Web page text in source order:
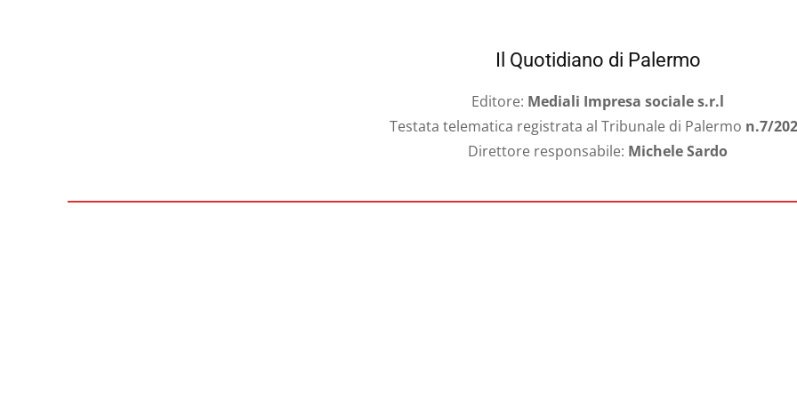
Il Quotidiano di Palermo
Editore: Mediali Impresa sociale s.r.l
Testata telematica registrata al Tribunale di Palermo n.7/
Direttore responsabile: Michele Sardo